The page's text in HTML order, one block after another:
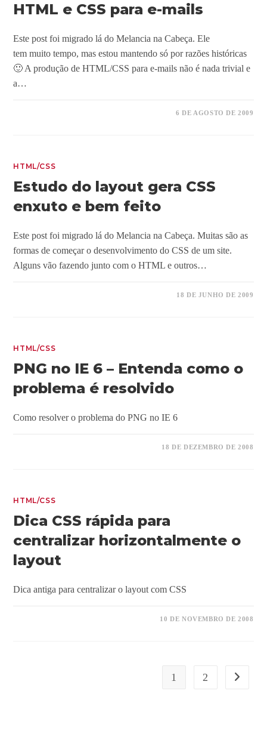
HTML e CSS para e-mails
Este post foi migrado lá do Melancia na Cabeça. Ele
tem muito tempo, mas estou mantendo só por razões históricas
🙂 A produção de HTML/CSS para e-mails não é nada trivial e
a…
6 DE AGOSTO DE 2009
HTML/CSS
Estudo do layout gera CSS
enxuto e bem feito
Este post foi migrado lá do Melancia na Cabeça. Muitas são as
formas de começar o desenvolvimento do CSS de um site.
Alguns vão fazendo junto com o HTML e outros…
18 DE JUNHO DE 2009
HTML/CSS
PNG no IE 6 – Entenda como o
problema é resolvido
Como resolver o problema do PNG no IE 6
18 DE DEZEMBRO DE 2008
HTML/CSS
Dica CSS rápida para
centralizar horizontalmente o
layout
Dica antiga para centralizar o layout com CSS
10 DE NOVEMBRO DE 2008
1 2 Ir para a